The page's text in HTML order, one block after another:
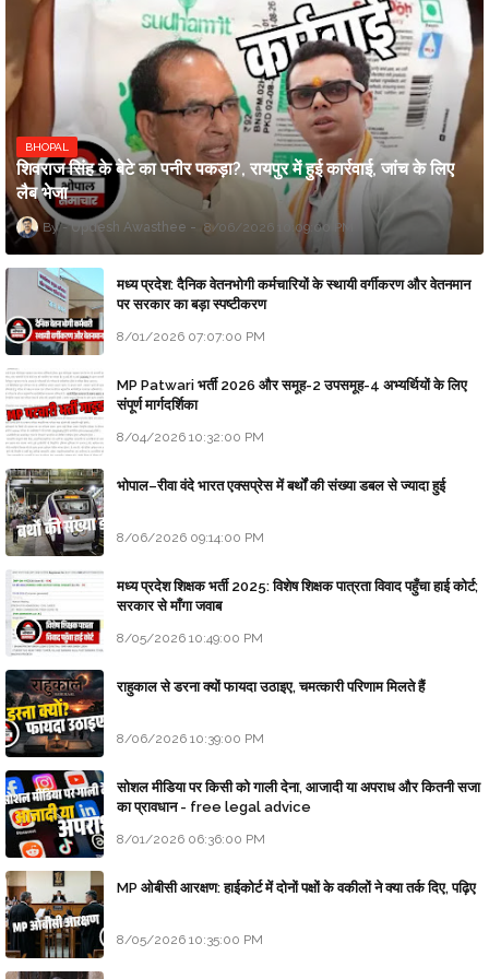
BHOPAL
शिवराज सिंह के बेटे का पनीर पकड़ा?, रायपुर में हुई कार्रवाई, जांच के लिए
लैब भेजा
Updesh Awasthee 8/06/2026 10:09:00 PM
मध्य प्रदेश: दैनिक वेतनभोगी कर्मचारियों के स्थायी वर्गीकरण और वेतनमान
पर सरकार का बड़ा स्पष्टीकरण
8/01/2026 07:07:00 PM
MP Patwari भर्ती 2026 और समूह-2 उपसमूह-4 अभ्यर्थियों के लिए
संपूर्ण मार्गदर्शिका
8/04/2026 10:32:00 PM
भोपाल–रीवा वंदे भारत एक्सप्रेस में बर्थों की संख्या डबल से ज्यादा हुई
8/06/2026 09:14:00 PM
मध्य प्रदेश शिक्षक भर्ती 2025: विशेष शिक्षक पात्रता विवाद पहुँचा हाई कोर्ट;
सरकार से माँगा जवाब
8/05/2026 10:49:00 PM
राहुकाल से डरना क्यों फायदा उठाइए, चमत्कारी परिणाम मिलते हैं
8/06/2026 10:39:00 PM
सोशल मीडिया पर किसी को गाली देना, आजादी या अपराध और कितनी सजा
का प्रावधान - free legal advice
8/01/2026 06:36:00 PM
MP ओबीसी आरक्षण: हाईकोर्ट में दोनों पक्षों के वकीलों ने क्या तर्क दिए, पढ़िए
8/05/2026 10:35:00 PM